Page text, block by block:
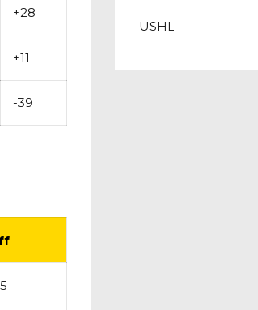
+28
+11
-39
USHL